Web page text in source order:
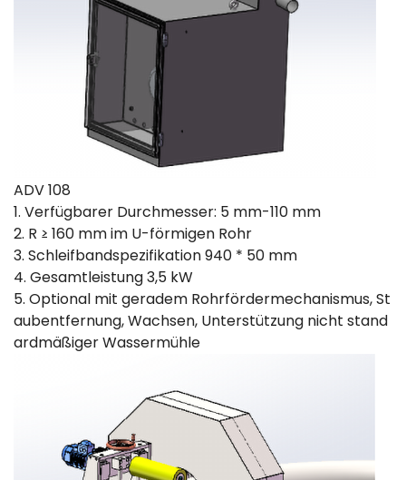
ADV 108
1. Verfügbarer Durchmesser: 5 mm-110 mm
2. R ≥ 160 mm im U-förmigen Rohr
3. Schleifbandspezifikation 940 * 50 mm
4. Gesamtleistung 3,5 kW
5. Optional mit geradem Rohrfördermechanismus, St
aubentfernung, Wachsen, Unterstützung nicht stand
ardmäßiger Wassermühle